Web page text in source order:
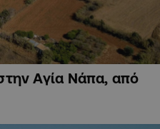
Αγία Νάπα, από